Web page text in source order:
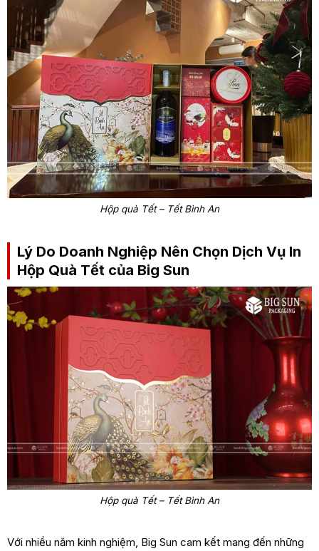
Hộp quà Tết – Tết Bình An
Lý Do Doanh Nghiệp Nên Chọn Dịch Vụ In
Hộp Quà Tết của Big Sun
Hộp quà Tết – Tết Bình An
Với nhiều năm kinh nghiệm, Big Sun cam kết mang đến những